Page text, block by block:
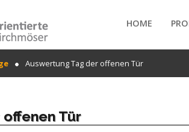
2"? in
forte2/templates/forte/vertex/
HOME
Auswertung Tag der offenen Tür
Tür